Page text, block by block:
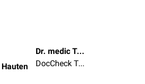
Dr. medic Tabea van Hauten
DocCheck Team